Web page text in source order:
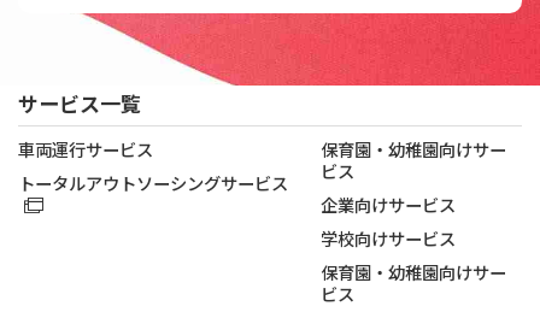
サービス一覧
車両運行サービス
トータルアウトソーシングサービス
保育園・幼稚園向けサー
ビス
企業向けサービス
学校向けサービス
保育園・幼稚園向けサー
ビス